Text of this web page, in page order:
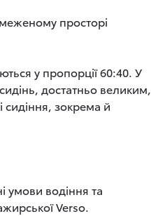
просторі
у пропорції 60:40. У
достатньо великим,
зокрема й
водіння та
Verso.